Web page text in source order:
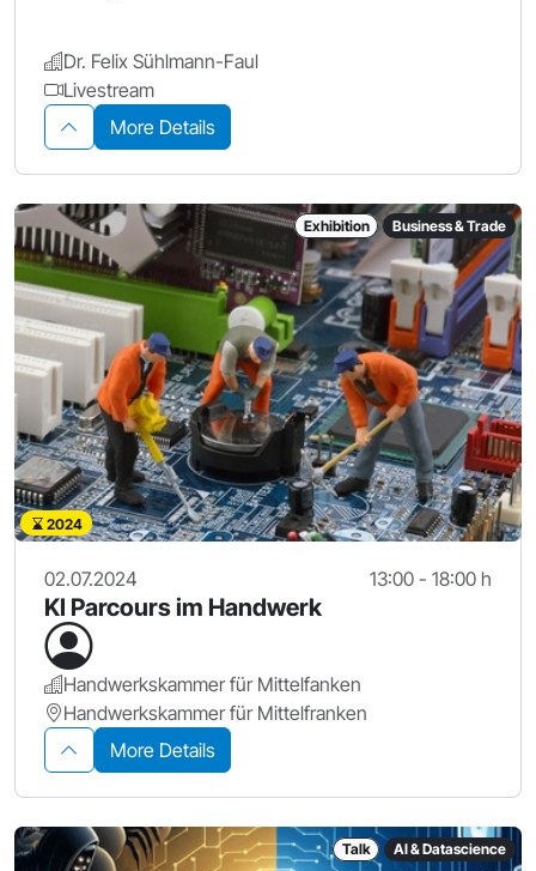
Dr. Felix Sühlmann-Faul
Livestream
More Details
Exhibition Business & Trade
2024
02.07.2024 13:00 - 18:00 h
KI Parcours im Handwerk
Handwerkskammer für Mittelfanken
Handwerkskammer für Mittelfranken
More Details
Talk AI & Datascience